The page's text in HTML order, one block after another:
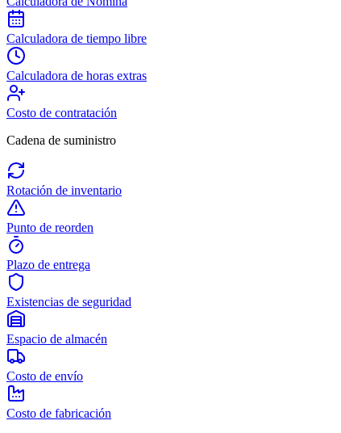
Calculadora de tiempo libre
Calculadora de horas extras
Costo de contratación
Cadena de suministro
Rotación de inventario
Punto de reorden
Plazo de entrega
Existencias de seguridad
Espacio de almacén
Costo de envío
Costo de fabricación